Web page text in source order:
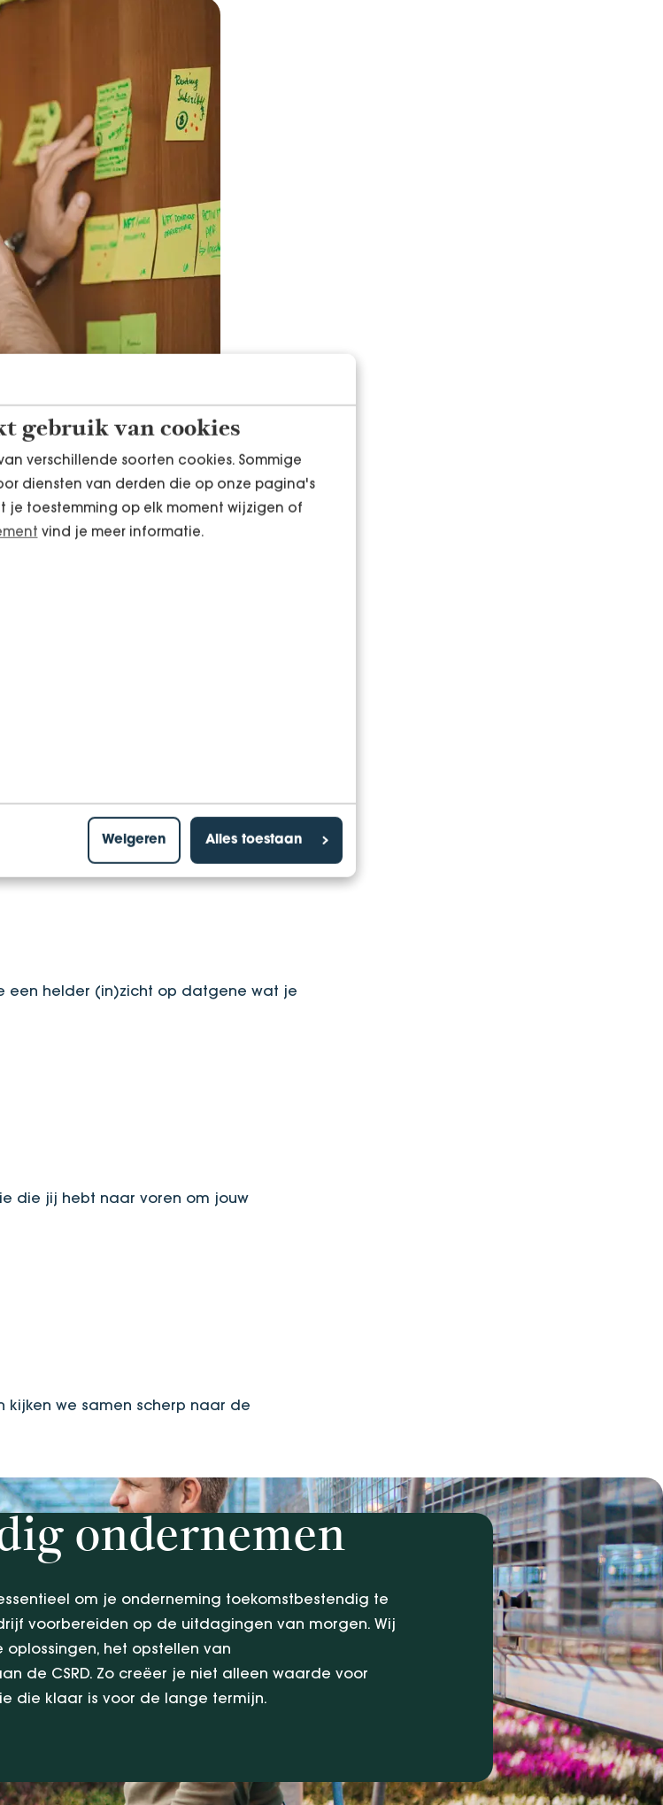
gebruik van cookies
verschillende soorten cookies. Sommige
diensten van derden die op onze pagina's
je toestemming op elk moment wijzigen of
vind je meer informatie.
Weigeren Alles toestaan
door
is, zo kun je jouw onderneming
een helder (in)zicht op datgene wat je
die jij hebt naar voren om jouw
we samen scherp naar de
ondernemen
om je onderneming toekomstbestendig te
voorbereiden op de uitdagingen van morgen. Wij
het opstellen van
de CSRD. Zo creëer je niet alleen waarde voor
die klaar is voor de lange termijn.